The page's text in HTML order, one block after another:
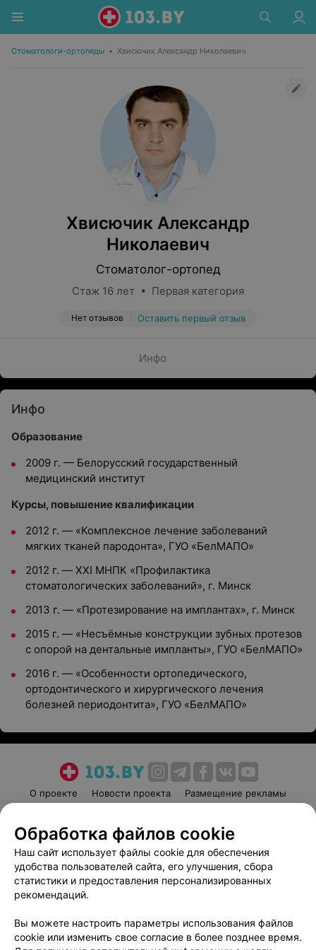
Стоматологи-ортопеды • Хвисючик Александр Николаевич
Хвисючик Александр
Николаевич
Стоматолог-ортопед
Стаж 16 лет • Первая категория
Нет отзывов Оставить первый отзыв
Инфо
Инфо
Образование
2009 г. — Белорусский государственный
медицинский институт
Курсы, повышение квалификации
2012 г. — «Комплексное лечение заболеваний
мягких тканей пародонта», ГУО «БелМАПО»
2012 г. — XXI МНПК «Профилактика
стоматологических заболеваний», г. Минск
2013 г. — «Протезирование на имплантах», г. Минск
2015 г. — «Несъёмные конструкции зубных протезов
с опорой на дентальные импланты», ГУО «БелМАПО»
2016 г. — «Особенности ортопедического,
ортодонтического и хирургического лечения
болезней периодонтита», ГУО «БелМАПО»
О проекте Новости проекта
Размещение рекламы
Пользовательское соглашение
Способы оплаты
Вакансии
Партнеры
Написать руководителю 103.by
Обработка персональных данных
Обработка файлов cookie
Наш сайт использует файлы cookie для обеспечения
удобства пользователей сайта, его улучшения, сбора
статистики и предоставления персонализированных
рекомендаций.
Вы можете настроить параметры использования файлов
cookie или изменить свое согласие в более позднее время.